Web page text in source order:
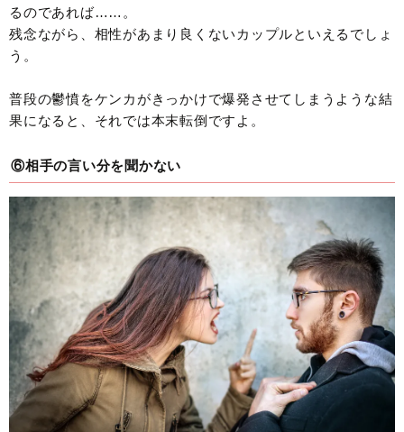
るのであれば……。
残念ながら、相性があまり良くないカップルといえるでしょ
う。
普段の鬱憤をケンカがきっかけで爆発させてしまうような結
果になると、それでは本末転倒ですよ。
⑥相手の言い分を聞かない